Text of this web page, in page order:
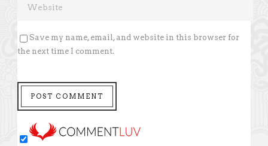
Save my name, email, and website in this browser for
the next time I comment.